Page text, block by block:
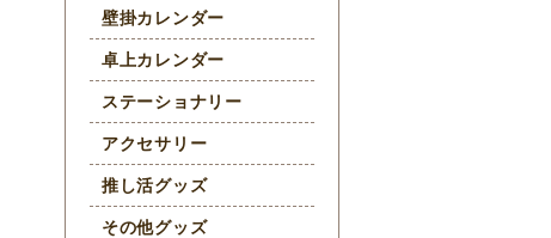
壁掛カレンダー
卓上カレンダー
ステーショナリー
アクセサリー
推し活グッズ
その他グッズ